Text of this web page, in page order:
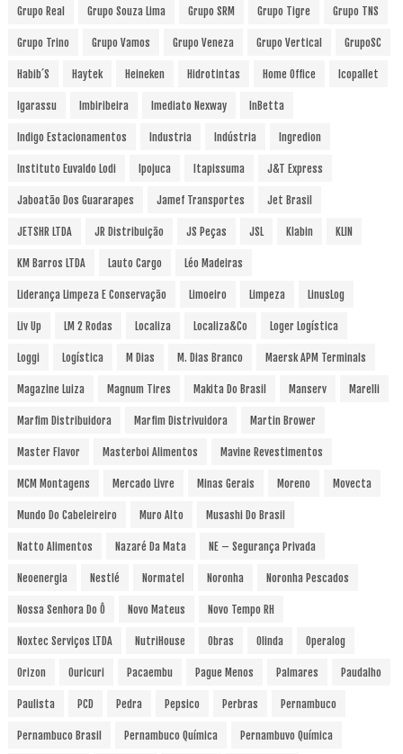
Grupo Real Grupo Souza Lima Grupo SRM Grupo Tigre Grupo TNS
Grupo Trino Grupo Vamos Grupo Veneza Grupo Vertical GrupoSC
Habib´s Haytek Heineken Hidrotintas Home Office Icopallet
Igarassu Imbiribeira Imediato Nexway InBetta
Indigo Estacionamentos Industria Indústria Ingredion
Instituto Euvaldo Lodi Ipojuca Itapissuma J&T Express
Jaboatão Dos Guararapes Jamef Transportes Jet Brasil
JETSHR LTDA JR Distribuição JS Peças JSL Klabin KLIN
KM Barros LTDA Lauto Cargo Léo Madeiras
Liderança Limpeza E Conservação Limoeiro Limpeza LinusLog
Liv Up LM 2 Rodas Localiza Localiza&Co Loger Logística
Loggi Logística M Dias M. Dias Branco Maersk APM Terminals
Magazine Luiza Magnum Tires Makita Do Brasil Manserv Marelli
Marfim Distribuidora Marfim Distrivuidora Martin Brower
Master Flavor Masterboi Alimentos Mavine Revestimentos
MCM Montagens Mercado Livre Minas Gerais Moreno Movecta
Mundo Do Cabeleireiro Muro Alto Musashi Do Brasil
Natto Alimentos Nazaré Da Mata NE – Segurança Privada
Neoenergia Nestlé Normatel Noronha Noronha Pescados
Nossa Senhora Do Ô Novo Mateus Novo Tempo RH
Noxtec Serviços LTDA NutriHouse Obras Olinda Operalog
Orizon Ouricuri Pacaembu Pague Menos Palmares Paudalho
Paulista PCD Pedra Pepsico Perbras Pernambuco
Pernambuco Brasil Pernambuco Química Pernambuvo Química